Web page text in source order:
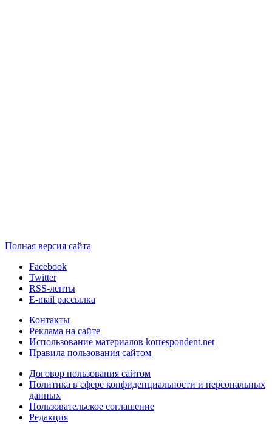
Полная версия сайта
Facebook
Twitter
RSS-ленты
E-mail рассылка
Контакты
Реклама на сайте
Использование материалов korrespondent.net
Правила пользования сайтом
Договор пользования сайтом
Политика в сфере конфиденциальности и персональных
данных
Пользовательское соглашение
Редакция